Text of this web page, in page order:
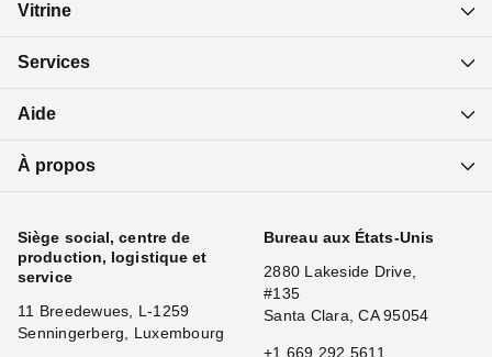
Vitrine
Services
Aide
À propos
Siège social, centre de
production, logistique et
service
11 Breedewues, L-1259
Senningerberg, Luxembourg
Bureau aux États-Unis
2880 Lakeside Drive,
#135
Santa Clara, CA 95054
+1 669 292 5611